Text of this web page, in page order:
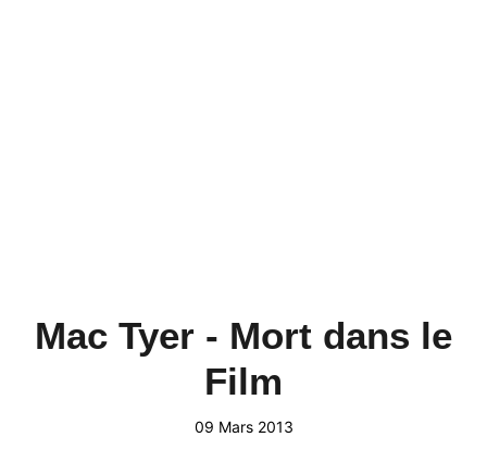
Mac Tyer - Mort dans le
Film
09 Mars 2013